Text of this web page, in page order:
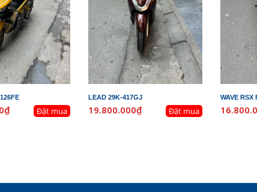
Đặt mua
LEAD 29K-417GJ
19.800.000₫ Đặt mua
WAVE RSX